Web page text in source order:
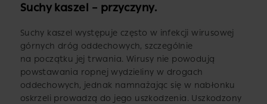
Suchy kaszel – przyczyny.
Suchy kaszel występuje często w infekcji wirusowej
górnych dróg oddechowych, szczególnie
na początku jej trwania. Wirusy nie powodują
powstawania ropnej wydzieliny w drogach
oddechowych, jednak namnażając się w nabłonku
oskrzeli prowadzą do jego uszkodzenia. Uszkodzony